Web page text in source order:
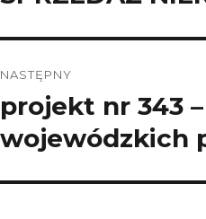
NASTĘPNY
Następny
projekt nr 343
wojewódzkich